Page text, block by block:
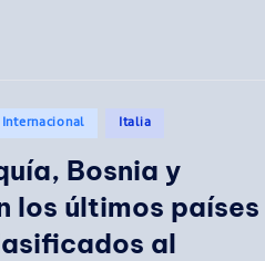
Italia
Bosnia y
los últimos países
al